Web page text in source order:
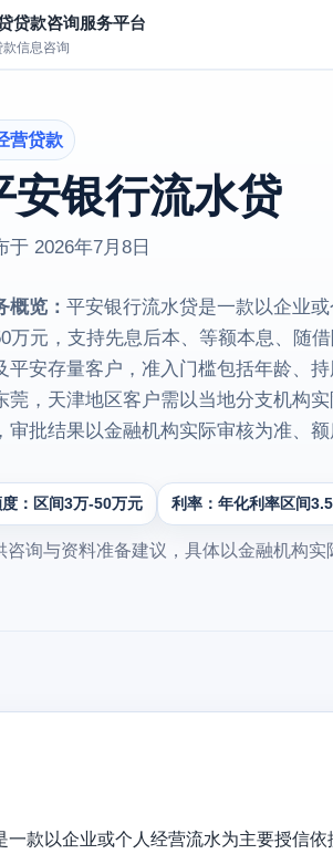
贷款咨询服务平台
款信息咨询
营贷款
安银行流水贷
于 2026年7月8日
概览： 平安银行流水贷是一款以企业
万元，支持先息后本、等额本息、随
平安存量客户，准入门槛包括年龄、
莞，天津地区客户需以当地分支机构
审批结果以金融机构实际审核为准、
：区间3万-50万元 利率：年化利率区间
咨询与资料准备建议，具体以金融机构实
一款以企业或个人经营流水为主要授信依